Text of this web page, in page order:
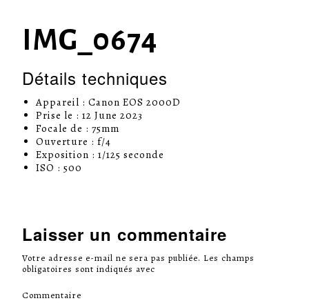
IMG_0674
Détails techniques
Appareil : Canon EOS 2000D
Prise le : 12 June 2023
Focale de : 75mm
Ouverture : f/4
Exposition : 1/125 seconde
ISO : 500
Laisser un commentaire
Votre adresse e-mail ne sera pas publiée. Les champs
obligatoires sont indiqués avec
Commentaire